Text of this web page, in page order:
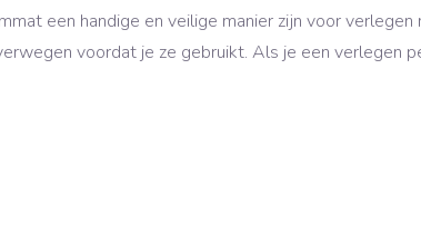
een handige en veilige manier zijn voor
voordat je ze gebruikt. Als je een verlegen